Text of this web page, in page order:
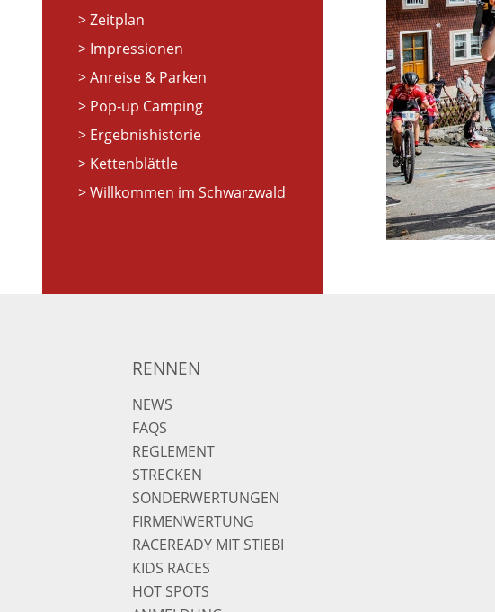
Zeitplan
Impressionen
Anreise & Parken
Pop-up Camping
Ergebnishistorie
Kettenblättle
Willkommen im Schwarzwald
RENNEN
NEWS
FAQS
REGLEMENT
STRECKEN
SONDERWERTUNGEN
FIRMENWERTUNG
RACEREADY MIT STIEBI
KIDS RACES
HOT SPOTS